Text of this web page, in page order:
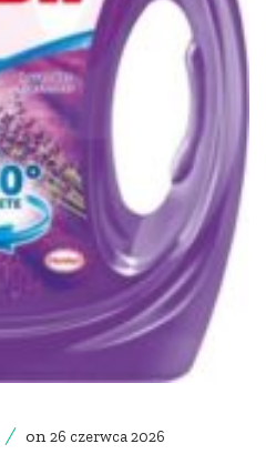
on 26 czerwca 2026